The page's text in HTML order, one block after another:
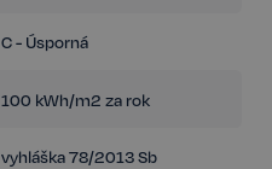
C - Úsporná
100 kWh/m2 za rok
vyhláška 78/2013 Sb